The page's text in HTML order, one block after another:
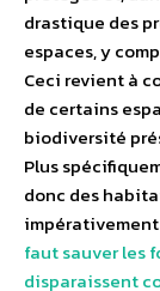
drastique des
espaces, y
Ceci revient à
de certains
biodiversité
Plus
donc des
faut sauver les
disparaissent